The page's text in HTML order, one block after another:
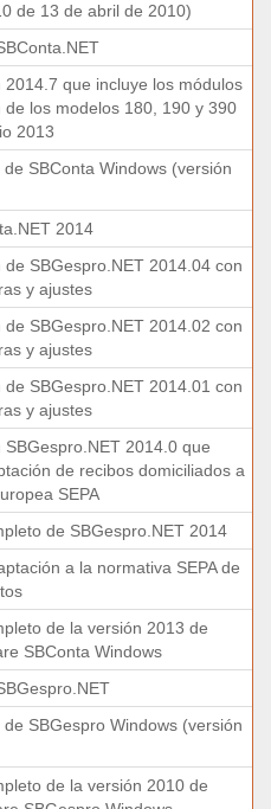
de 13 de abril de 2010)
2014.7 que incluye los módulos
de los modelos 180, 190 y 390
2013
SBConta Windows (versión
2014
de SBGespro.NET 2014.04 con
y ajustes
de SBGespro.NET 2014.02 con
y ajustes
de SBGespro.NET 2014.01 con
y ajustes
SBGespro.NET 2014.0 que
de recibos domiciliados a
SEPA
de SBGespro.NET 2014
a la normativa SEPA de
de la versión 2013 de
SBConta Windows
SBGespro Windows (versión
de la versión 2010 de